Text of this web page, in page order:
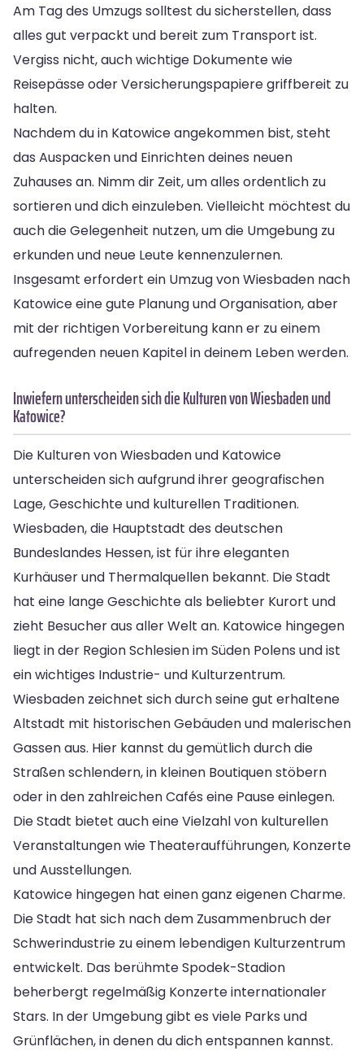
Am Tag des Umzugs solltest du sicherstellen, dass
alles gut verpackt und bereit zum Transport ist.
Vergiss nicht, auch wichtige Dokumente wie
Reisepässe oder Versicherungspapiere griffbereit zu
halten.
Nachdem du in Katowice angekommen bist, steht
das Auspacken und Einrichten deines neuen
Zuhauses an. Nimm dir Zeit, um alles ordentlich zu
sortieren und dich einzuleben. Vielleicht möchtest du
auch die Gelegenheit nutzen, um die Umgebung zu
erkunden und neue Leute kennenzulernen.
Insgesamt erfordert ein Umzug von Wiesbaden nach
Katowice eine gute Planung und Organisation, aber
mit der richtigen Vorbereitung kann er zu einem
aufregenden neuen Kapitel in deinem Leben werden.
Inwiefern unterscheiden sich die Kulturen von Wiesbaden und
Katowice?
Die Kulturen von Wiesbaden und Katowice
unterscheiden sich aufgrund ihrer geografischen
Lage, Geschichte und kulturellen Traditionen.
Wiesbaden, die Hauptstadt des deutschen
Bundeslandes Hessen, ist für ihre eleganten
Kurhäuser und Thermalquellen bekannt. Die Stadt
hat eine lange Geschichte als beliebter Kurort und
zieht Besucher aus aller Welt an. Katowice hingegen
liegt in der Region Schlesien im Süden Polens und ist
ein wichtiges Industrie- und Kulturzentrum.
Wiesbaden zeichnet sich durch seine gut erhaltene
Altstadt mit historischen Gebäuden und malerischen
Gassen aus. Hier kannst du gemütlich durch die
Straßen schlendern, in kleinen Boutiquen stöbern
oder in den zahlreichen Cafés eine Pause einlegen.
Die Stadt bietet auch eine Vielzahl von kulturellen
Veranstaltungen wie Theateraufführungen, Konzerte
und Ausstellungen.
Katowice hingegen hat einen ganz eigenen Charme.
Die Stadt hat sich nach dem Zusammenbruch der
Schwerindustrie zu einem lebendigen Kulturzentrum
entwickelt. Das berühmte Spodek-Stadion
beherbergt regelmäßig Konzerte internationaler
Stars. In der Umgebung gibt es viele Parks und
Grünflächen, in denen du dich entspannen kannst.